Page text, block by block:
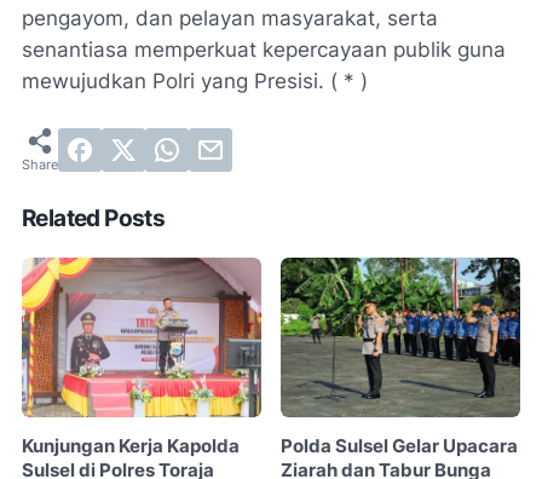
pengayom, dan pelayan masyarakat, serta
senantiasa memperkuat kepercayaan publik guna
mewujudkan Polri yang Presisi. ( * )
Related Posts
Kunjungan Kerja Kapolda
Sulsel di Polres Toraja
Polda Sulsel Gelar Upacara
Ziarah dan Tabur Bunga